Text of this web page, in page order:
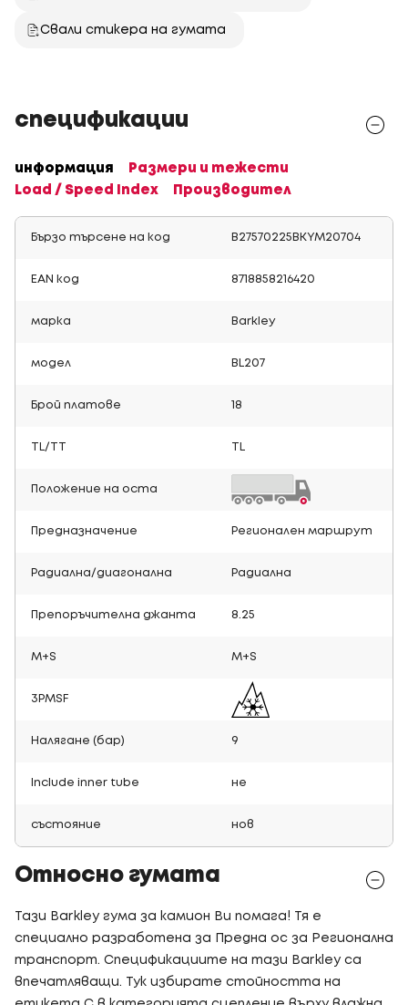
Свали стикера на гумата
спецификации
информация
Размери и тежести
Load / Speed Index
Производител
Бързо търсене на код B27570225BKYM20704
EAN код 8718858216420
марка Barkley
модел BL207
Брой платове 18
TL/TT
Положение на оста
Предназначение Регионален маршрут
Радиална/диагонална Радиална
Препоръчителна джанта 8.25
M+S M+S
3PMSF
Налягане (бар) 9
Include inner tube не
състояние нов
Относно гумата
Тази Barkley гума за камион Ви помага! Тя е
специално разработена за Предна ос за Регионална
транспорт. Спецификациите на тази Barkley са
впечатляващи. Тук избирате стойността на